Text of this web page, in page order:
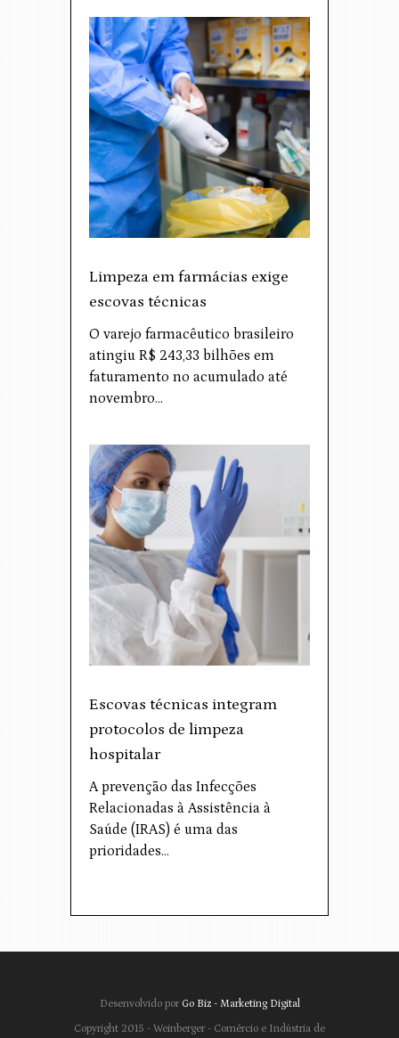
Limpeza em farmácias exige
escovas técnicas
O varejo farmacêutico brasileiro
atingiu R$ 243,33 bilhões em
faturamento no acumulado até
novembro…
Escovas técnicas integram
protocolos de limpeza
hospitalar
A prevenção das Infecções
Relacionadas à Assistência à
Saúde (IRAS) é uma das
prioridades…
Desenvolvido por Go Biz - Marketing Digital
Copyright 2015 - Weinberger - Comércio e Indústria de